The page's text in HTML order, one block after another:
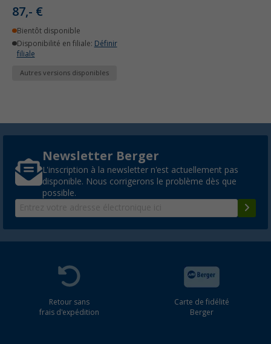
87,- €
Bientôt disponible
Disponibilité en filiale: Définir
filiale
Autres versions disponibles
Newsletter Berger
L'inscription à la newsletter n'est actuellement pas
disponible. Nous corrigerons le problème dès que
possible.
Retour sans
frais d'expédition
Carte de fidélité
Berger